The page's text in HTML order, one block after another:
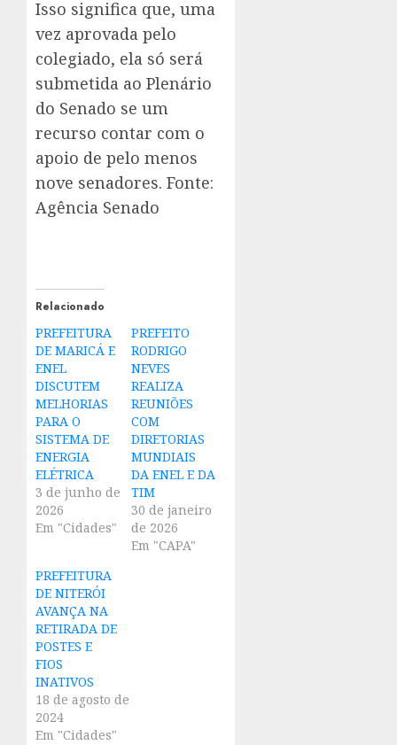
Isso significa que, uma
vez aprovada pelo
colegiado, ela só será
submetida ao Plenário
do Senado se um
recurso contar com o
apoio de pelo menos
nove senadores. Fonte:
Agência Senado
Relacionado
PREFEITURA
DE MARICÁ E
ENEL
DISCUTEM
MELHORIAS
PARA O
SISTEMA DE
ENERGIA
ELÉTRICA
3 de junho de
2026
Em "Cidades"
PREFEITO
RODRIGO
NEVES
REALIZA
REUNIÕES
COM
DIRETORIAS
MUNDIAIS
DA ENEL E DA
TIM
30 de janeiro
de 2026
Em "CAPA"
PREFEITURA
DE NITERÓI
AVANÇA NA
RETIRADA DE
POSTES E
FIOS
INATIVOS
18 de agosto de
2024
Em "Cidades"